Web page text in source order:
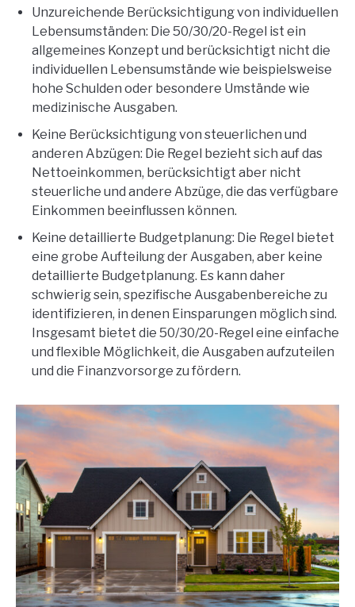
Unzureichende Berücksichtigung von individuellen
Lebensumständen: Die 50/30/20-Regel ist ein
allgemeines Konzept und berücksichtigt nicht die
individuellen Lebensumstände wie beispielsweise
hohe Schulden oder besondere Umstände wie
medizinische Ausgaben.
Keine Berücksichtigung von steuerlichen und
anderen Abzügen: Die Regel bezieht sich auf das
Nettoeinkommen, berücksichtigt aber nicht
steuerliche und andere Abzüge, die das verfügbare
Einkommen beeinflussen können.
Keine detaillierte Budgetplanung: Die Regel bietet
eine grobe Aufteilung der Ausgaben, aber keine
detaillierte Budgetplanung. Es kann daher
schwierig sein, spezifische Ausgabenbereiche zu
identifizieren, in denen Einsparungen möglich sind.
Insgesamt bietet die 50/30/20-Regel eine einfache
und flexible Möglichkeit, die Ausgaben aufzuteilen
und die Finanzvorsorge zu fördern.